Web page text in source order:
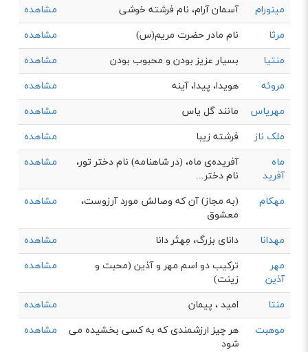
مینورام
آسمان آرام، نام فرشته خوشی
مشاهده
مرثا
نام مادر حضرت مریم(س)
مشاهده
منتیا
بسیار عزیز بودن و محبوب بودن
مشاهده
مروئه
هویدا، پیدا، آینه
مشاهده
مهریاس
مانند گل یاس
مشاهده
ملک ناز
فرشته زیبا
مشاهده
ماه
آفرید
آفريده‌ی ماه، (در شاهنامه) نام دختر تور،
نام دختر...
مشاهده
مهکام
(به مجاز) آن که وصالش مورد آرزوست،
معشوق
مشاهده
مهدانا دانای بزرگ، مِهتَر دانا
مشاهده
مهر
آذین
ترکیب دو اسم مهر و آذین (محبت و
زینت)
مشاهده
منتا امید ، پیمان
مشاهده
موهبت
هر چیز ارزشمندی که به کسی بخشیده می
شود
مشاهده